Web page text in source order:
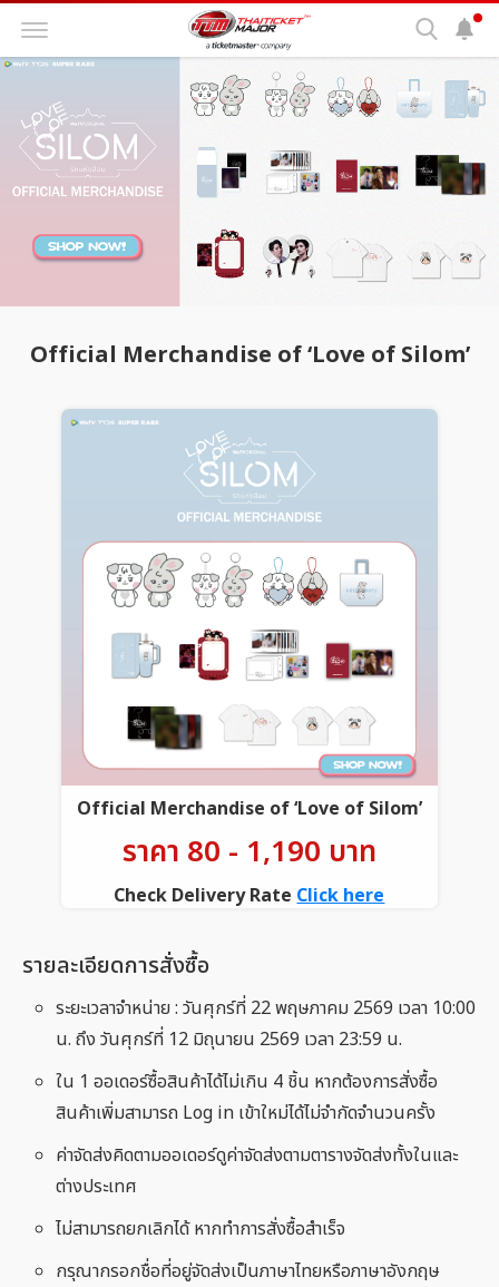
Official Merchandise of ‘Love of Silom’
Official Merchandise of ‘Love of Silom’
ราคา 80 - 1,190 บาท
Check Delivery RateClick here
รายละเอียดการสั่งซื้อ
ระยะเวลาจำหน่าย : วันศุกร์ที่ 22 พฤษภาคม 2569 เวลา 10:00
น. ถึง วันศุกร์ที่ 12 มิถุนายน 2569 เวลา 23:59 น.
ใน 1 ออเดอร์ซื้อสินค้าได้ไม่เกิน 4 ชิ้น หากต้องการสั่งซื้อ
สินค้าเพิ่มสามารถ Log in เข้าใหม่ได้ไม่จำกัดจำนวนครั้ง
ค่าจัดส่งคิดตามออเดอร์ดูค่าจัดส่งตามตารางจัดส่งทั้งในและ
ต่างประเทศ
ไม่สามารถยกเลิกได้ หากทำการสั่งซื้อสำเร็จ
กรุณากรอกชื่อที่อยู่จัดส่งเป็นภาษาไทยหรือภาษาอังกฤษ